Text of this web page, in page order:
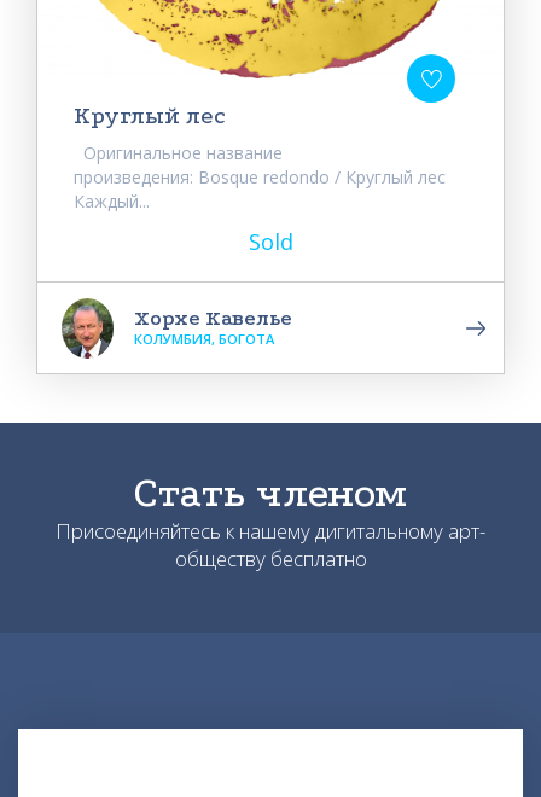
Круглый лес
Оригинальное название
произведения: Bosque redondo / Круглый лес
Каждый...
Sold
Хорхе Кавелье
КОЛУМБИЯ, БОГОТА
Стать членом
Присоединяйтесь к нашему дигитальному арт-
обществу бесплатно